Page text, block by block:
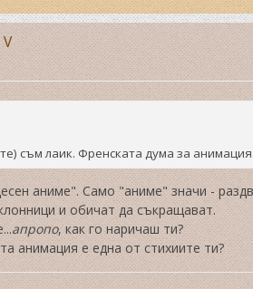
съм лаик. Френската дума за
аниме". Само "аниме" значи -
и обичат да съкращават.
апропо, как го наричаш ти?
анимация е една от стихиите ти?